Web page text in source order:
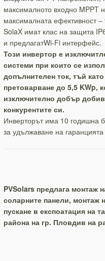
максималното входно MPPT
максималната ефективност
SolaX имат клас на защита
и предлагатWi-Fi интерфейс.
Този инвертор е
системи при които се
допълнителен ток, тъй
претоварване до 5,5 KWp,
изключително добър
конкурентите си.
Инверторът има 10 годишна
за удължаване на
PVSolars предлага монтаж
соларните панели, монтаж
пускане в експоатация на
района на гр. Пловдив на